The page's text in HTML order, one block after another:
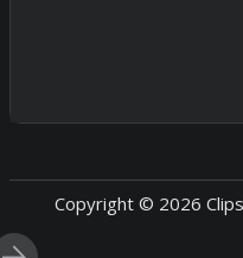
Copyright © 2026